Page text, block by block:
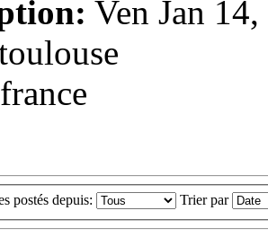
Ven Jan
france
postés depuis: Trier par